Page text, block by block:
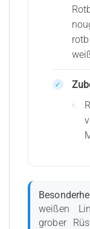
weißen
grober